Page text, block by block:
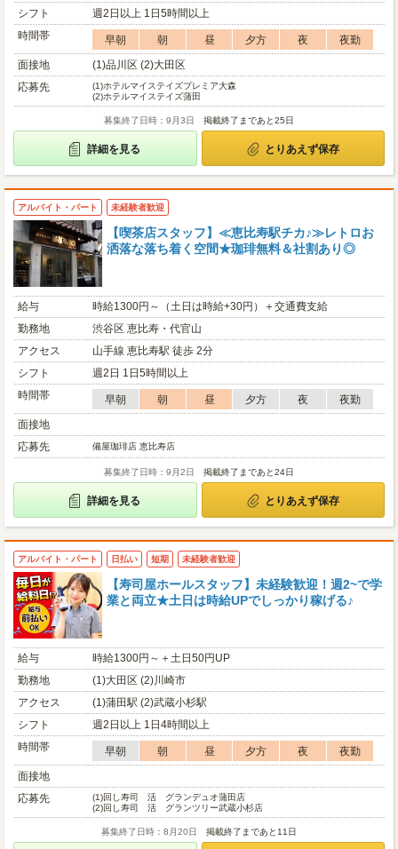
シフト
週2日以上 1日5時間以上
時間帯
早朝 朝 昼 夕方 夜
夜勤
面接地
(1)品川区 (2)大田区
応募先
(1)ホテルマイステイズプレミア大森
(2)ホテルマイステイズ蒲田
募集終了日時：9月3日 掲載終了まであと25日
詳細を見る とりあえず保存
アルバイト・パート 未経験者歓迎
【喫茶店スタッフ】≪恵比寿駅チカ♪≫レトロお
洒落な落ち着く空間★珈琲無料＆社割あり◎
給与
時給1300円～（土日は時給+30円）＋交通費支給
勤務地
渋谷区 恵比寿・代官山
アクセス
山手線 恵比寿駅 徒歩 2分
シフト
週2日 1日5時間以上
時間帯
早朝 朝 昼 夕方 夜
夜勤
面接地
応募先
備屋珈琲店 恵比寿店
募集終了日時：9月2日 掲載終了まであと24日
詳細を見る とりあえず保存
アルバイト・パート 日払い 短期 未経験者歓迎
【寿司屋ホールスタッフ】未経験歓迎！週2~で学
業と両立★土日は時給UPでしっかり稼げる♪
給与
時給1300円～＋土日50円UP
勤務地
(1)大田区 (2)川崎市
アクセス
(1)蒲田駅 (2)武蔵小杉駅
シフト
週2日以上 1日4時間以上
時間帯
早朝 朝 昼 夕方 夜
夜勤
面接地
応募先
(1)回し寿司 活 グランデュオ蒲田店
(2)回し寿司 活 グランツリー武蔵小杉店
募集終了日時：8月20日 掲載終了まであと11日